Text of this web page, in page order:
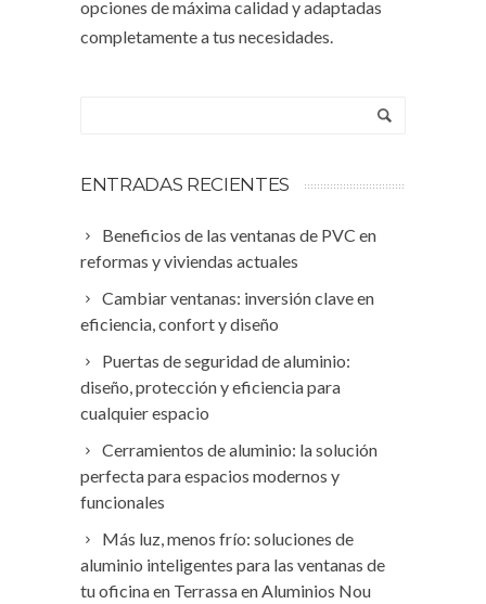
opciones de máxima calidad y adaptadas
completamente a tus necesidades.
ENTRADAS RECIENTES
Beneficios de las ventanas de PVC en
reformas y viviendas actuales
Cambiar ventanas: inversión clave en
eficiencia, confort y diseño
Puertas de seguridad de aluminio:
diseño, protección y eficiencia para
cualquier espacio
Cerramientos de aluminio: la solución
perfecta para espacios modernos y
funcionales
Más luz, menos frío: soluciones de
aluminio inteligentes para las ventanas de
tu oficina en Terrassa en Aluminios Nou